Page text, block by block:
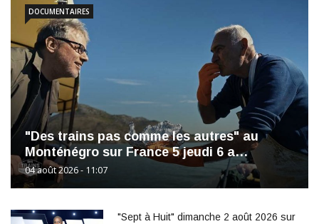
"Des trains pas comme les autres" au
Monténégro sur France 5 jeudi 6 a…
04 août 2026 - 11:07
DOCUMENTAIRES
"Sept à Huit" dimanche 2 août 2026 sur